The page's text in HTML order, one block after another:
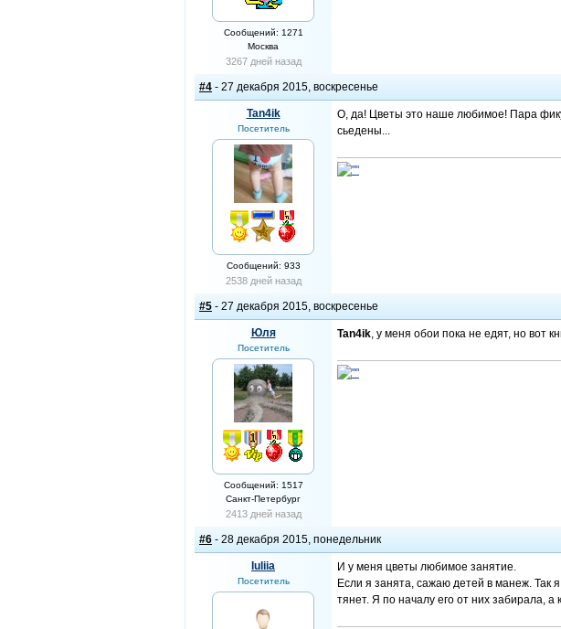
Сообщений: 1271
Москва
3267 дней назад
#4 - 27 декабря 2015, воскресенье
Tan4ik
Посетитель
Сообщений: 933
2538 дней назад
О, да! Цветы это наше любимое! Пара
сьедены...
#5 - 27 декабря 2015, воскресенье
Юля
Посетитель
Сообщений: 1517
Санкт-Петербург
2413 дней назад
Tan4ik, у меня обои пока не едят, но вот
#6 - 28 декабря 2015, понедельник
Iuliia
Посетитель
И у меня цветы любимое занятие.
Если я занята, сажаю детей в манеж. Так
тянет. Я по началу его от них забирала, а